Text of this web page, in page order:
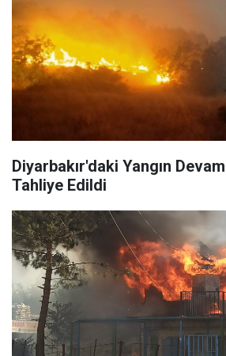
Diyarbakır'daki Yangın
Tahliye Edildi